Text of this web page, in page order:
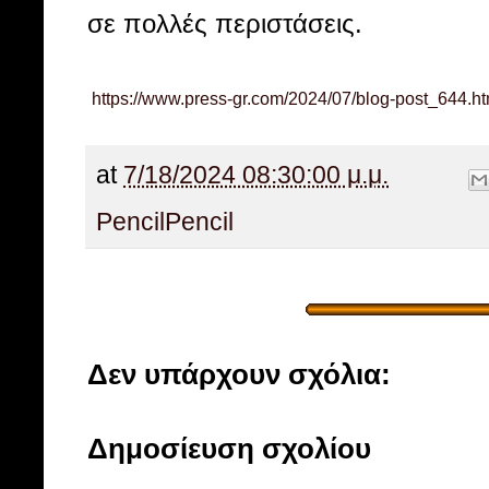
σε πολλές περιστάσεις.
https://www.press-gr.com/2024/07/blog-
at 7/18/2024 08:30:00 μ.μ.
Pencil Pencil
Δεν υπάρχουν σχόλια:
Δημοσίευση σχολίου